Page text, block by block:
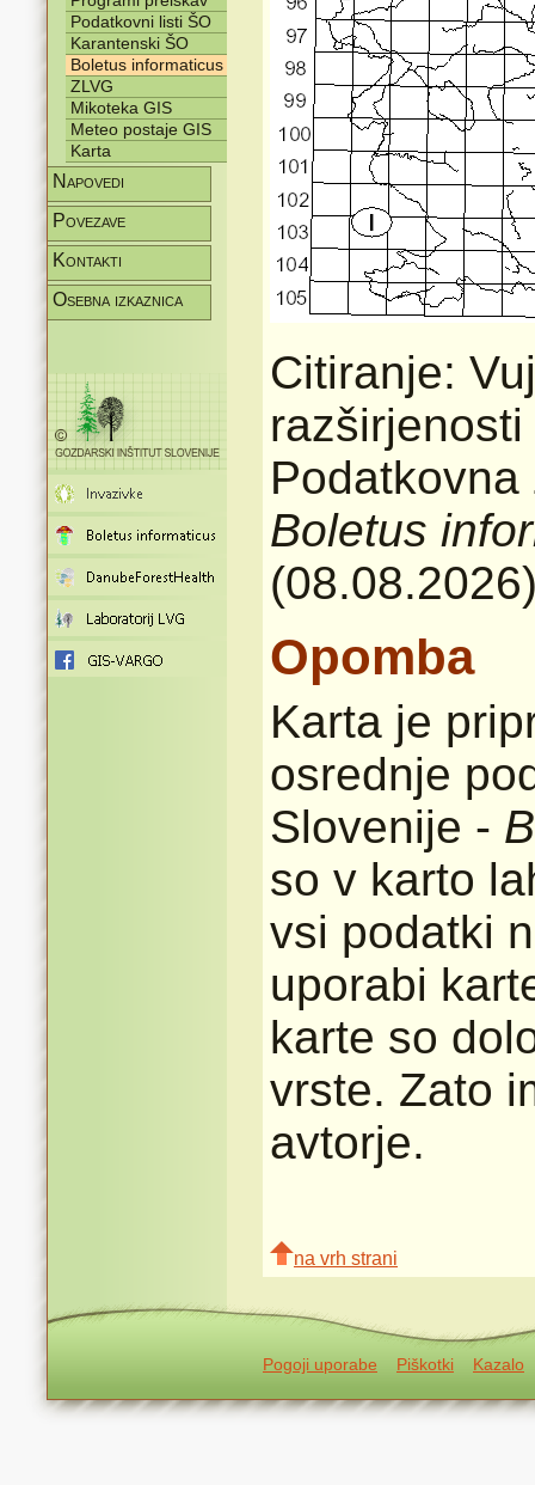
Podatkovni listi ŠO
Karantenski ŠO
Boletus informaticus
ZLVG
Mikoteka GIS
Meteo postaje GIS
Karta
Napovedi
Povezave
Kontakti
Osebna izkaznica
Citiranje:
Boletus
Opomba
Karta je
osrednje
Slovenije -
so v karto
vsi podatki
uporabi
karte so
vrste. Zato
avtorje.
na vrh strani
Pogoji uporabe Piškotki Kazalo